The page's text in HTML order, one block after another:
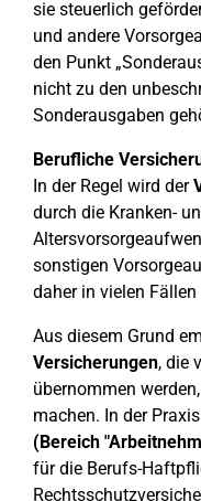
sie steuerlich
und andere
den Punkt
nicht zu den
Sonderausgaben
Berufliche
In der Regel wird der
durch die Kranken-
sonstigen
daher in vielen
Aus diesem Grund
Versicherungen, die
übernommen
machen. In der
(Bereich
für die Berufs-